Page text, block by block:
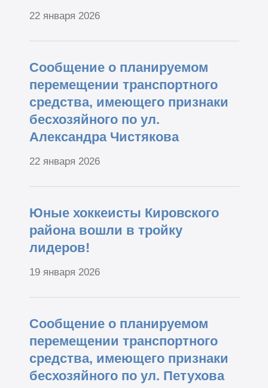
22 января 2026
Сообщение о планируемом
перемещении транспортного
средства, имеющего признаки
бесхозяйного по ул.
Александра Чистякова
22 января 2026
Юные хоккеисты Кировского
района вошли в тройку
лидеров!
19 января 2026
Сообщение о планируемом
перемещении транспортного
средства, имеющего признаки
бесхозяйного по ул. Петухова